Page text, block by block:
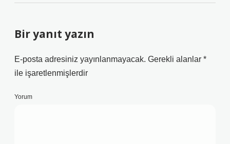
Bir yanıt yazın
E-posta adresiniz yayınlanmayacak. Gerekli alanlar *
ile işaretlenmişlerdir
Yorum